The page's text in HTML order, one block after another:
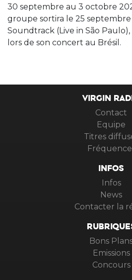
30 septembre au 3 octobre
groupe sortira le 25
Soundtrack (Live in São
lors de son concert au Brésil.
VIRGIN
Contact
Equipe
Titres
INFOS
Infos
News
Contacter la
Bons
Emissions
Concours